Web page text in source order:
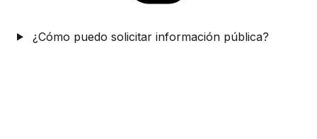
¿Cómo puedo solicitar información pública?